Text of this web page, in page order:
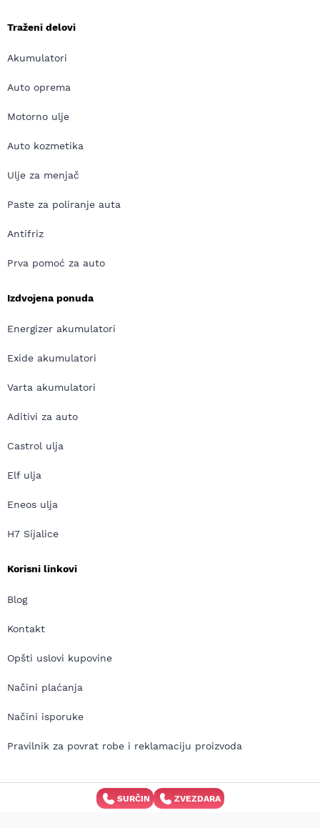
Traženi delovi
Akumulatori
Auto oprema
Motorno ulje
Auto kozmetika
Ulje za menjač
Paste za poliranje auta
Antifriz
Prva pomoć za auto
Izdvojena ponuda
Energizer akumulatori
Exide akumulatori
Varta akumulatori
Aditivi za auto
Castrol ulja
Elf ulja
Eneos ulja
H7 Sijalice
Korisni linkovi
Blog
Kontakt
Opšti uslovi kupovine
Načini plaćanja
Načini isporuke
Pravilnik za povrat robe i reklamaciju proizvoda
Copyright © MD Auto 2026 | Izrada internet prodavnice:
Avokado.rs
SURČIN ZVEZDARA